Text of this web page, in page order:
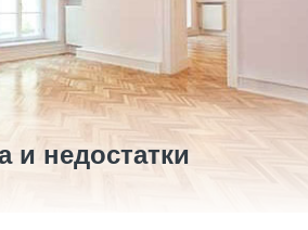
и недостатки